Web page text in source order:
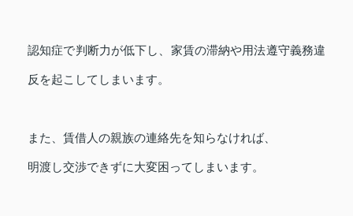
認知症で判断力が低下し、家賃の滞納や用法遵守義務違
反を起こしてしまいます。
また、賃借人の親族の連絡先を知らなければ、
明渡し交渉できずに大変困ってしまいます。